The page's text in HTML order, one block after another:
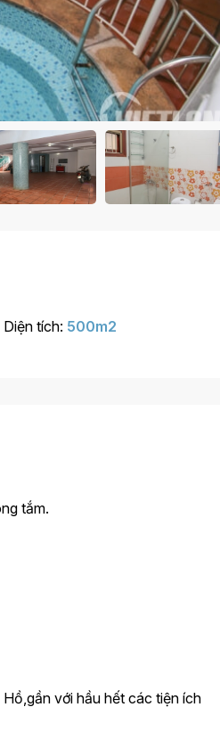
Diện tích: 500m2
tắm.
với hầu hết các tiện ích